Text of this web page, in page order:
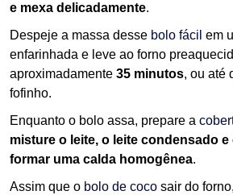
e mexa delicadamente.
Despeje a massa desse bolo fácil em
enfarinhada e leve ao forno
aproximadamente 35 minutos, ou até
fofinho.
Enquanto o bolo assa, prepare a
misture o leite, o leite condensado
formar uma calda homogênea.
Assim que o bolo de coco sair do forno,